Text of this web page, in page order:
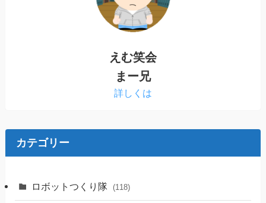
えむ笑会
まー兄
詳しくは
カテゴリー
ロボットつくり隊 (118)